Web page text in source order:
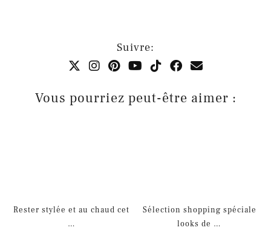
Suivre:
Vous pourriez peut-être aimer :
Rester stylée et au chaud cet
…
Sélection shopping spéciale
looks de …